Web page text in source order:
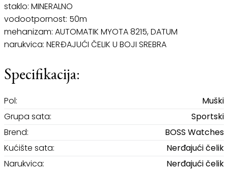
staklo: MINERALNO
vodootpornost: 50m
mehanizam: AUTOMATIK MYOTA 8215, DATUM
narukvica: NERĐAJUĆI ČELIK U BOJI SREBRA
Specifikacija:
Pol:
Muški
Grupa sata:
Sportski
Brend:
BOSS Watches
Kućište sata:
Nerđajući čelik
Narukvica:
Nerđajući čelik